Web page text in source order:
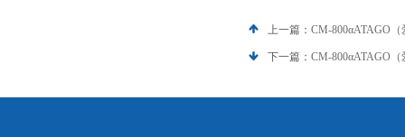
上一篇： CM-800αATAGO
下一篇： CM-800αATAGO